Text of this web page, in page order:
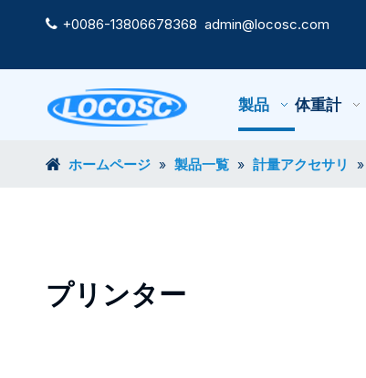
 +0086-13806678368 admin@locosc.com
製品 体重計
ホームページ » 製品一覧 » 計量アクセサリ »
プリンター